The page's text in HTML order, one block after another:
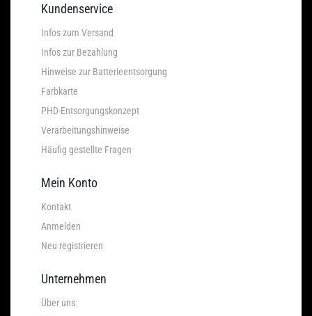
Kundenservice
Infos zum Versand
Infos zur Bezahlung
Hinweise zur Batterieentsorgung
Farbkarte
PHD-Entsorgungskonzept
Verarbeitungshinweise
Häufig gestellte Fragen
Mein Konto
Kontakt
Anmelden
Neu registrieren
Unternehmen
Über uns